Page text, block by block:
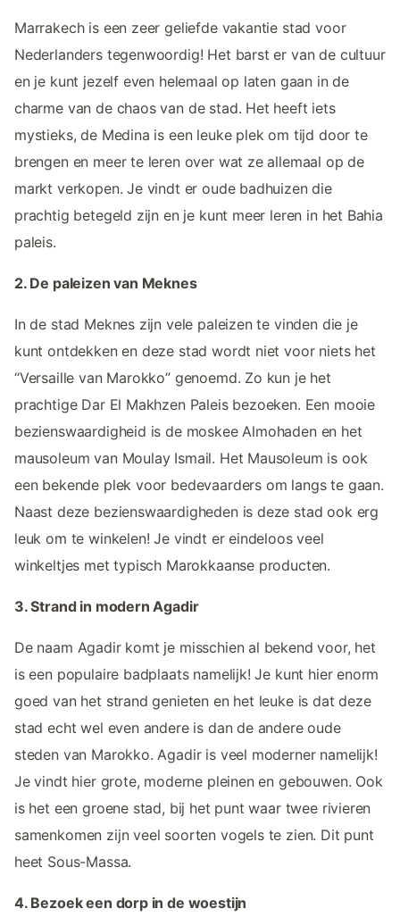
Marrakech is een zeer geliefde vakantie stad voor
Nederlanders tegenwoordig! Het barst er van de cultuur
en je kunt jezelf even helemaal op laten gaan in de
charme van de chaos van de stad. Het heeft iets
mystieks, de Medina is een leuke plek om tijd door te
brengen en meer te leren over wat ze allemaal op de
markt verkopen. Je vindt er oude badhuizen die
prachtig betegeld zijn en je kunt meer leren in het Bahia
paleis.
2. De paleizen van Meknes
In de stad Meknes zijn vele paleizen te vinden die je
kunt ontdekken en deze stad wordt niet voor niets het
“Versaille van Marokko” genoemd. Zo kun je het
prachtige Dar El Makhzen Paleis bezoeken. Een mooie
bezienswaardigheid is de moskee Almohaden en het
mausoleum van Moulay Ismail. Het Mausoleum is ook
een bekende plek voor bedevaarders om langs te gaan.
Naast deze bezienswaardigheden is deze stad ook erg
leuk om te winkelen! Je vindt er eindeloos veel
winkeltjes met typisch Marokkaanse producten.
3. Strand in modern Agadir
De naam Agadir komt je misschien al bekend voor, het
is een populaire badplaats namelijk! Je kunt hier enorm
goed van het strand genieten en het leuke is dat deze
stad echt wel even andere is dan de andere oude
steden van Marokko. Agadir is veel moderner namelijk!
Je vindt hier grote, moderne pleinen en gebouwen. Ook
is het een groene stad, bij het punt waar twee rivieren
samenkomen zijn veel soorten vogels te zien. Dit punt
heet Sous-Massa.
4. Bezoek een dorp in de woestijn